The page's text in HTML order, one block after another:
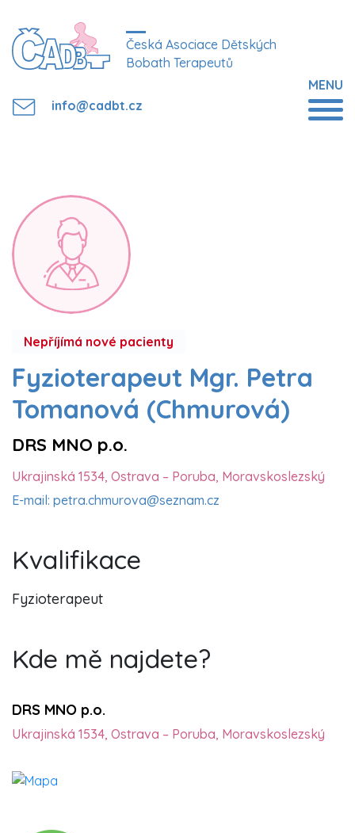
Česká Asociace Dětských
Bobath Terapeutů
info@cadbt.cz
MENU
Nepříjímá nové pacienty
Fyzioterapeut Mgr. Petra
Tomanová (Chmurová)
DRS MNO p.o.
Ukrajinská 1534, Ostrava – Poruba, Moravskoslezský
E-mail: petra.chmurova@seznam.cz
Kvalifikace
Fyzioterapeut
Kde mě najdete?
DRS MNO p.o.
Ukrajinská 1534, Ostrava – Poruba, Moravskoslezský